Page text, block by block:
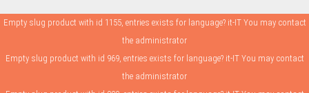
Empty slug product with id 1155, entries exists for language? it-IT You may contact
the administrator
Empty slug product with id 969, entries exists for language? it-IT You may contact
the administrator